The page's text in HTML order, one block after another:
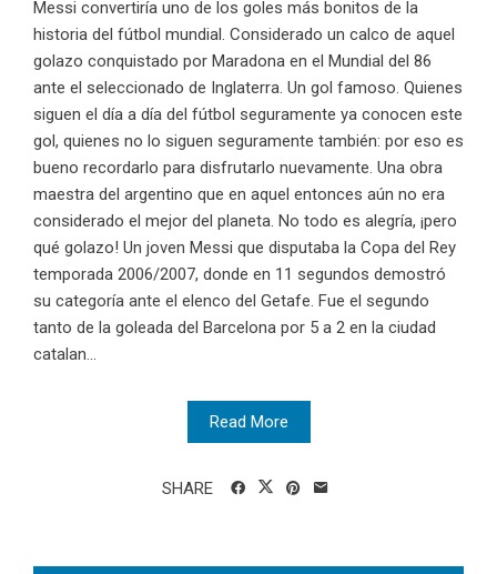
Messi convertiría uno de los goles más bonitos de la
historia del fútbol mundial. Considerado un calco de aquel
golazo conquistado por Maradona en el Mundial del 86
ante el seleccionado de Inglaterra. Un gol famoso. Quienes
siguen el día a día del fútbol seguramente ya conocen este
gol, quienes no lo siguen seguramente también: por eso es
bueno recordarlo para disfrutarlo nuevamente. Una obra
maestra del argentino que en aquel entonces aún no era
considerado el mejor del planeta. No todo es alegría, ¡pero
qué golazo! Un joven Messi que disputaba la Copa del Rey
temporada 2006/2007, donde en 11 segundos demostró
su categoría ante el elenco del Getafe. Fue el segundo
tanto de la goleada del Barcelona por 5 a 2 en la ciudad
catalan...
Read More
SHARE